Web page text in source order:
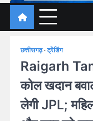
छत्तीसगढ़ ट्रेंडिंग
Raigarh
कोल खदान
लेगी JPL;